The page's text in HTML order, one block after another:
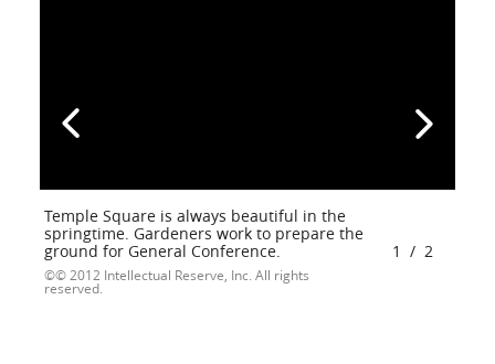
Temple Square is always beautiful in the
springtime. Gardeners work to prepare the
ground for General Conference.
© 2012 Intellectual Reserve, Inc. All rights
reserved.
1 / 2